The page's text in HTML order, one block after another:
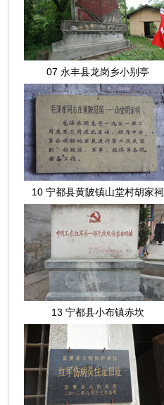
07 永丰县龙岗乡小别亭
10 宁都县黄陂镇山堂村胡家祠
13 宁都县小布镇赤坎